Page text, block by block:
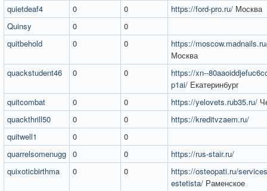
quietdeaf4
0 0 https://ford-pro.ru/ Москва
Quinsy
0
0
quitbehold
0 0
https://
Москва
quackstudent46
0 0
https://xn--
p1ai/ Екатеринбург
quitcombat
0 0 https://yelovets.rub35.ru/
quackthrill50
0 0
https://kreditvzaem.ru/
quitwell1
0
0
quarrelsomenugg 0 0
https://rus-stair.ru/
quixoticbirthma
0 0
https://osteopati.ru/
estetista/ Раменское